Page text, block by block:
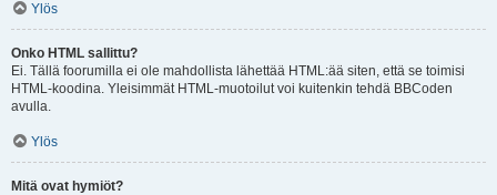
Ylös
Onko HTML sallittu?
Ei. Tällä foorumilla ei ole mahdollista lähettää HTML:ää siten, että se toimisi
HTML-koodina. Yleisimmät HTML-muotoilut voi kuitenkin tehdä BBCoden
avulla.
Ylös
Mitä ovat hymiöt?